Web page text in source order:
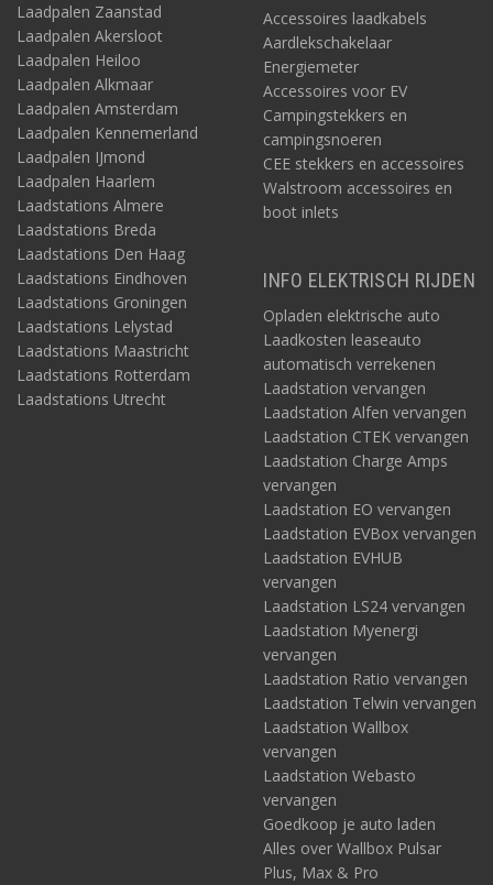
Laadpalen Zaanstad
Laadpalen Akersloot
Laadpalen Heiloo
Laadpalen Alkmaar
Laadpalen Amsterdam
Laadpalen Kennemerland
Laadpalen IJmond
Laadpalen Haarlem
Laadstations Almere
Laadstations Breda
Laadstations Den Haag
Laadstations Eindhoven
Laadstations Groningen
Laadstations Lelystad
Laadstations Maastricht
Laadstations Rotterdam
Laadstations Utrecht
Accessoires laadkabels
Aardlekschakelaar
Energiemeter
Accessoires voor EV
Campingstekkers en
campingsnoeren
CEE stekkers en accessoires
Walstroom accessoires en
boot inlets
INFO ELEKTRISCH RIJDEN
Opladen elektrische auto
Laadkosten leaseauto
automatisch verrekenen
Laadstation vervangen
Laadstation Alfen vervangen
Laadstation CTEK vervangen
Laadstation Charge Amps
vervangen
Laadstation EO vervangen
Laadstation EVBox vervangen
Laadstation EVHUB
vervangen
Laadstation LS24 vervangen
Laadstation Myenergi
vervangen
Laadstation Ratio vervangen
Laadstation Telwin vervangen
Laadstation Wallbox
vervangen
Laadstation Webasto
vervangen
Goedkoop je auto laden
Alles over Wallbox Pulsar
Plus, Max & Pro